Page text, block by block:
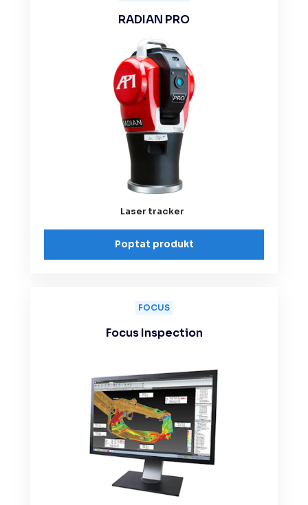
RADIAN PRO
Laser tracker
Poptat produkt
FOCUS
Focus Inspection